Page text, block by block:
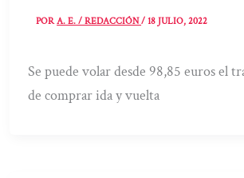
PORA. E. / REDACCIÓN/18 JULIO, 2022
Se puede volar desde 98,85 euros el
de comprar ida y vuelta